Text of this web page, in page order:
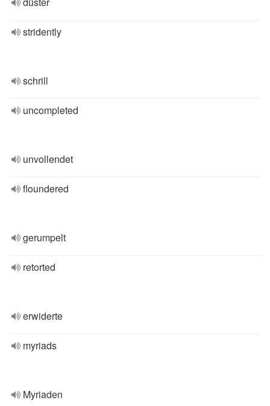
stridently
schrill
uncompleted
unvollendet
floundered
gerumpelt
retorted
erwiderte
myriads
Myriaden